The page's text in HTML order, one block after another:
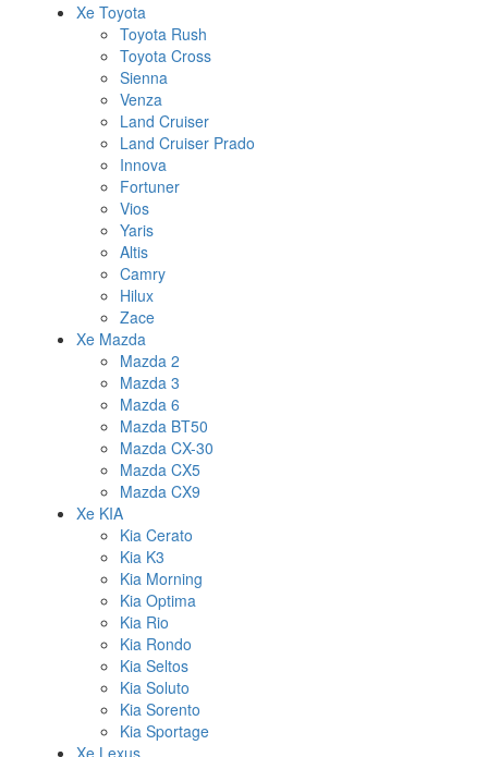
Xe Toyota
Toyota Rush
Toyota Cross
Sienna
Venza
Land Cruiser
Land Cruiser Prado
Innova
Fortuner
Vios
Yaris
Altis
Camry
Hilux
Zace
Xe Mazda
Mazda 2
Mazda 3
Mazda 6
Mazda BT50
Mazda CX-30
Mazda CX5
Mazda CX9
Xe KIA
Kia Cerato
Kia K3
Kia Morning
Kia Optima
Kia Rio
Kia Rondo
Kia Seltos
Kia Soluto
Kia Sorento
Kia Sportage